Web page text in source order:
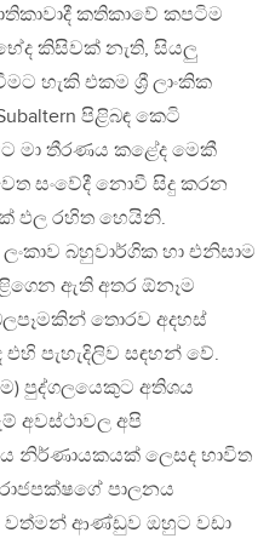
කතිකාවේ කපටිම
කිසිවක් නැති, සියලු
හැකි එකම ශ්‍රී ලාංකික
පිළිබඳ කෙටි
මා තීරණය කළේද මෙකී
සංවේදී නොවී සිදු කරන
ඵල රහිත හෙයිනි.
බහුවාර්ගික හා එනිසාම
ඇති අතර ඕනෑම
තොරව අදහස්
පැහැදිලිව සඳහන් වේ.
පුද්ගලයෙකුට අතිශය
අවස්ථාවල අපි
එය නිර්ණායකයක් ලෙසද භාවිත
පාලනය
වත්මන් ආණ්ඩුව ඔහුට වඩා